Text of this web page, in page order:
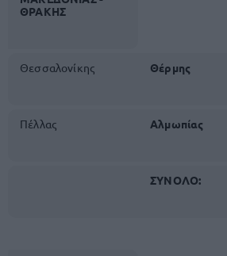
ΘΡΑΚΗΣ
Θεσσαλονίκης Θέρμης
Πέλλας Αλμωπίας
ΣΥΝΟΛΟ: